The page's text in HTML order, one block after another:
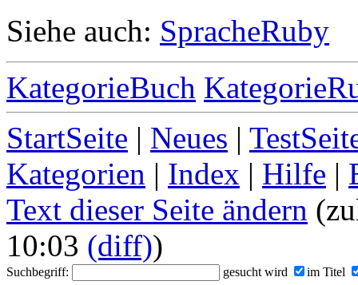
Siehe auch: SpracheRuby
KategorieBuch
StartSeite | Neues |
Kategorien | Index | Hilfe |
Text dieser Seite ändern
10:03 (diff))
Suchbegriff: gesucht wird im Titel